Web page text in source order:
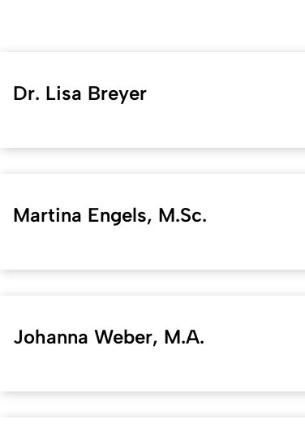
Dr. Lisa Breyer
Martina Engels, M.Sc.
Johanna Weber, M.A.